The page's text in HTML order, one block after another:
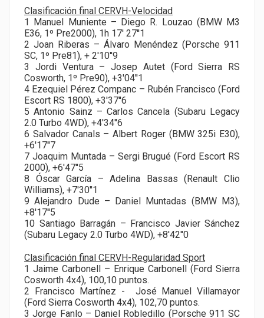
Clasificación final CERVH-Velocidad
1 Manuel Muniente – Diego R. Louzao (BMW M3
E36, 1º Pre2000), 1h 17' 27''1
2 Joan Riberas – Álvaro Menéndez (Porsche 911
SC, 1º Pre81), + 2'10''9
3 Jordi Ventura – Josep Autet (Ford Sierra RS
Cosworth, 1º Pre90), +3'04''1
4 Ezequiel Pérez Companc – Rubén Francisco (Ford
Escort RS 1800), +3'37''6
5 Antonio Sainz – Carlos Cancela (Subaru Legacy
2.0 Turbo 4WD), +4'34''6
6 Salvador Canals – Albert Roger (BMW 325i E30),
+6'17''7
7 Joaquim Muntada – Sergi Brugué (Ford Escort RS
2000), +6'47''5
8 Óscar García – Adelina Bassas (Renault Clio
Williams), +7'30''1
9 Alejandro Dude – Daniel Muntadas (BMW M3),
+8'17''5
10 Santiago Barragán – Francisco Javier Sánchez
(Subaru Legacy 2.0 Turbo 4WD), +8'42''0
Clasificación final CERVH-Regularidad Sport
1 Jaime Carbonell – Enrique Carbonell (Ford Sierra
Cosworth 4x4), 100,10 puntos.
2 Francisco Martínez - José Manuel Villamayor
(Ford Sierra Cosworth 4x4), 102,70 puntos.
3 Jorge Fanlo – Daniel Robledillo (Porsche 911 SC